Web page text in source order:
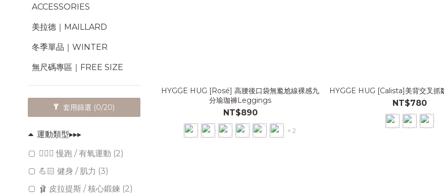
ACCESSORIES
美拉德｜MAILLARD
冬季單品｜WINTER
無尺碼專區｜FREE SIZE
套用篩選 (0/20)
運動類型▸▸▸
🏃🏻‍♀️ 慢跑 / 有氧運動 (2)
💪🏻 健身 / 肌力 (3)
🩰 皮拉提斯 / 核心鍛鍊 (2)
HYGGE HUG [Rosé] 高腰後口袋無尷尬線裸感九
分瑜珈褲Leggings
NT$890
+ 2
HYGGE HUG [Calista]美背交叉抓
NT$780